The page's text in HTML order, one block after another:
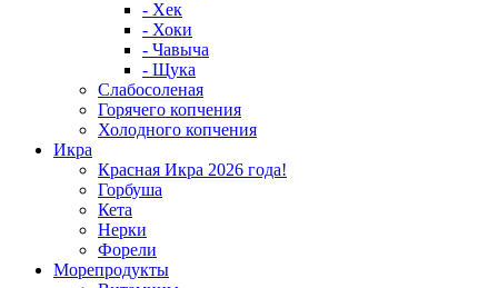
- Хек
- Хоки
- Чавыча
- Щука
Слабосоленая
Горячего копчения
Холодного копчения
Икра
Красная Икра 2026 года!
Горбуша
Кета
Нерки
Форели
Морепродукты